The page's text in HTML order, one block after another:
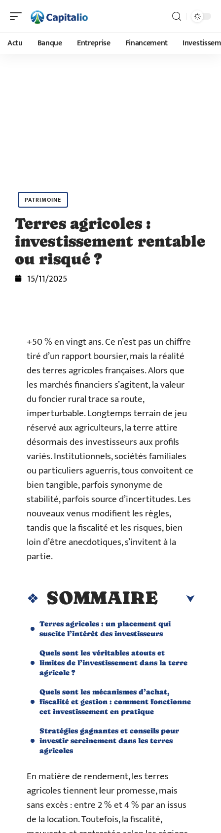
Actu Banque Entreprise Financement
PATRIMOINE
Terres agricoles :
investissement rentable
ou risqué ?
15/11/2025
+50 % en vingt ans. Ce n’est pas un chiffre
tiré d’un rapport boursier, mais la réalité
des terres agricoles françaises. Alors que
les marchés financiers s’agitent, la valeur
du foncier rural trace sa route,
imperturbable. Longtemps terrain de jeu
réservé aux agriculteurs, la terre attire
désormais des investisseurs aux profils
variés. Institutionnels, sociétés familiales
ou particuliers aguerris, tous convoitent ce
bien tangible, parfois synonyme de
stabilité, parfois source d’incertitudes. Les
nouveaux venus modifient les règles,
tandis que la fiscalité et les risques, bien
loin d’être anecdotiques, s’invitent à la
partie.
SOMMAIRE
Terres agricoles : un placement qui
suscite l’intérêt des investisseurs
Quels sont les véritables atouts et
limites de l’investissement dans la terre
agricole ?
Quels sont les mécanismes d’achat,
fiscalité et gestion : comment fonctionne
cet investissement en pratique
Stratégies gagnantes et conseils pour
investir sereinement dans les terres
agricoles
En matière de rendement, les terres
agricoles tiennent leur promesse, mais
sans excès : entre 2 % et 4 % par an issus
de la location. Toutefois, la fiscalité,